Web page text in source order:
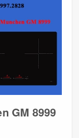
GM 8999